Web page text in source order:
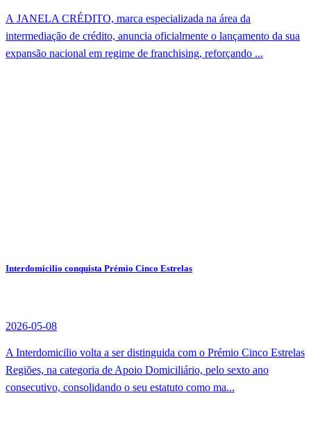
A JANELA CRÉDITO, marca especializada na área da
intermediação de crédito, anuncia oficialmente o lançamento da sua
expansão nacional em regime de franchising, reforçando ...
Interdomicilio conquista Prémio Cinco Estrelas
2026-05-08
A Interdomicilio volta a ser distinguida com o Prémio Cinco Estrelas
Regiões, na categoria de Apoio Domiciliário, pelo sexto ano
consecutivo, consolidando o seu estatuto como ma...